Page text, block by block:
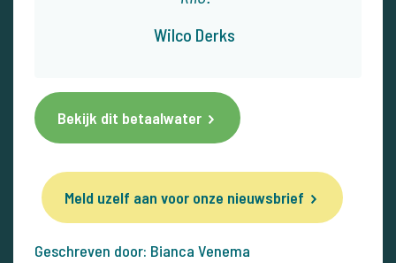
Wilco Derks
Bekijk dit betaalwater
Meld uzelf aan voor onze nieuwsbrief
Geschreven door: Bianca Venema